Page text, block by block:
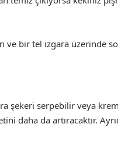
ve bir tel ızgara üzerinde
şekeri serpebilir veya
daha da artıracaktır.